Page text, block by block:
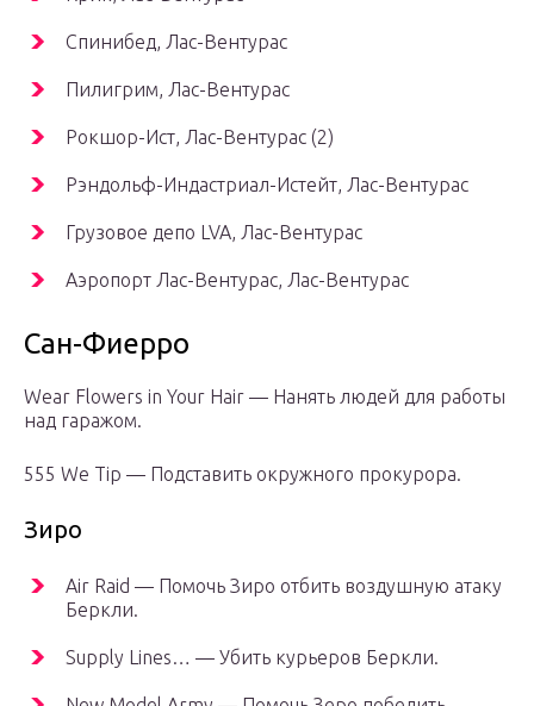
Спинибед, Лас-Вентурас
Пилигрим, Лас-Вентурас
Рокшор-Ист, Лас-Вентурас (2)
Рэндольф-Индастриал-Истейт, Лас-Вентурас
Грузовое депо LVA, Лас-Вентурас
Аэропорт Лас-Вентурас, Лас-Вентурас
Сан-Фиерро
Wear Flowers in Your Hair — Нанять людей для работы
над гаражом.
555 We Tip — Подставить окружного прокурора.
Зиро
Air Raid — Помочь Зиро отбить воздушную атаку
Беркли.
Supply Lines… — Убить курьеров Беркли.